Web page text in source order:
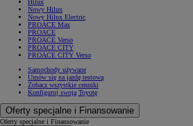
Nowy Hilux
Nowy Hilux Electric
PROACE Max
PROACE
PROACE Verso
PROACE CITY
PROACE CITY Verso
Samochody używane
Umów się na jazdę testową
Zobacz wszystkie cenniki
Konfiguruj swoją Toyotę
Oferty specjalne i Finansowanie
Oferty specjalne i Finansowanie